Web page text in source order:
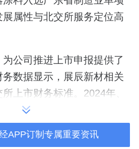
属性与北交所服务定位高
公司推进上市申报提供了
数据显示，展辰新材相关
上市财务标准。2024年、
后孰低净利润分别为
万元，加权平均净资产
、8.52%，盈利指标持
APP订制专属重要资讯